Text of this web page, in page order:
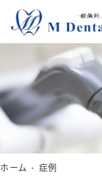
ホーム 症例